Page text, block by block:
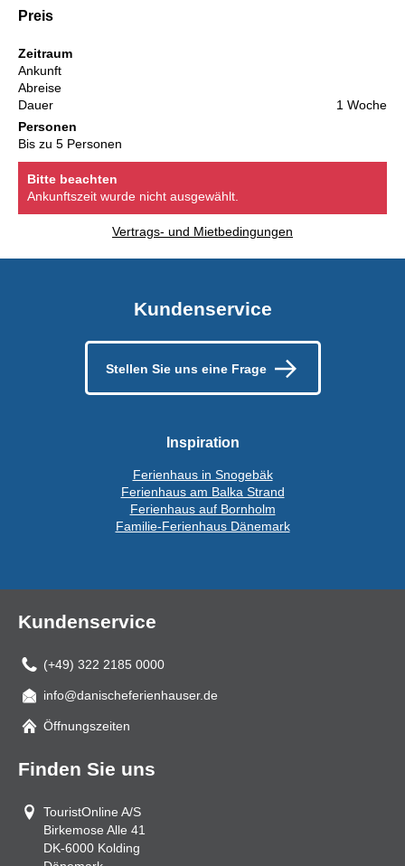
Preis
Zeitraum
Ankunft
Abreise
Dauer
1 Woche
Personen
Bis zu 5 Personen
Bitte beachten
Ankunftszeit wurde nicht ausgewählt.
Vertrags- und Mietbedingungen
Kundenservice
Stellen Sie uns eine Frage
Inspiration
Ferienhaus in Snogebäk
Ferienhaus am Balka Strand
Ferienhaus auf Bornholm
Familie-Ferienhaus Dänemark
Kundenservice
(+49) 322 2185 0000
Mail
info@danischeferienhauser.de
Öffnungszeiten
Finden Sie uns
TouristOnline A/S
Birkemose Alle 41
DK-6000 Kolding